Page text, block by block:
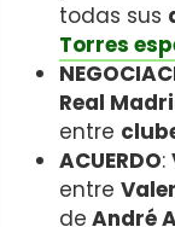
todas sus
Torres
Real
entre
ACUERDO:
entre
de André